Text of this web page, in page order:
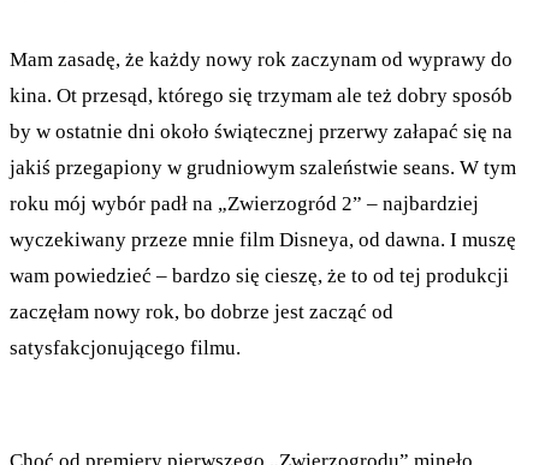
Mam zasadę, że każdy nowy rok zaczynam od wyprawy do
kina. Ot przesąd, którego się trzymam ale też dobry sposób
by w ostatnie dni około świątecznej przerwy załapać się na
jakiś przegapiony w grudniowym szaleństwie seans. W tym
roku mój wybór padł na „Zwierzogród 2” – najbardziej
wyczekiwany przeze mnie film Disneya, od dawna. I muszę
wam powiedzieć – bardzo się cieszę, że to od tej produkcji
zaczęłam nowy rok, bo dobrze jest zacząć od
satysfakcjonującego filmu.